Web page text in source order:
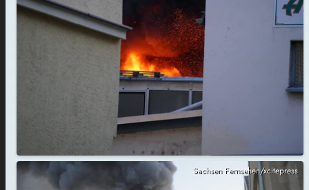
Sachsen Fernsehen/xcitepress